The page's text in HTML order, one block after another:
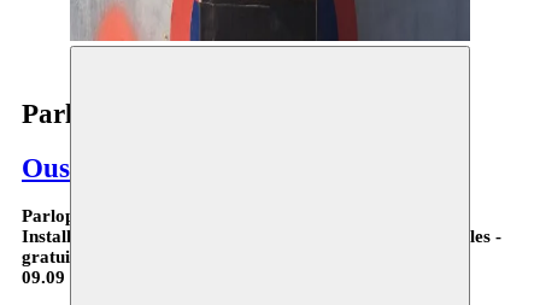
Parlophones - parcours
Oussama Tabti
Parlophones - Parcours
Installation dans l’espace public, différents lieux à Bruxelles -
gratuit
09.09 > 12.12.21